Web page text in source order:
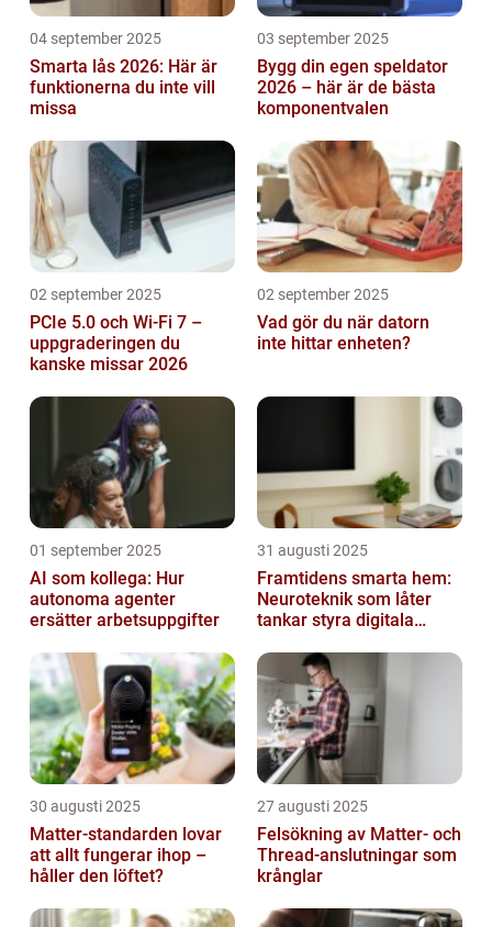
04 september 2025
Smarta lås 2026: Här är
funktionerna du inte vill
missa
03 september 2025
Bygg din egen speldator
2026 – här är de bästa
komponentvalen
02 september 2025
PCIe 5.0 och Wi-Fi 7 –
uppgraderingen du
kanske missar 2026
02 september 2025
Vad gör du när datorn
inte hittar enheten?
01 september 2025
AI som kollega: Hur
autonoma agenter
ersätter arbetsuppgifter
31 augusti 2025
Framtidens smarta hem:
Neuroteknik som låter
tankar styra digitala
30 augusti 2025
Matter-standarden lovar
att allt fungerar ihop –
håller den löftet?
27 augusti 2025
Felsökning av Matter‑ och
Thread‑anslutningar som
krånglar